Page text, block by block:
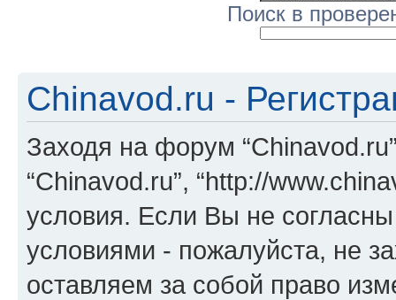
Поиск в
Chinavod.ru -
Заходя на форум
“Chinavod.ru”, “http://
условия. Если Вы не
условиями - пожалуйста, не
оставляем за собой право